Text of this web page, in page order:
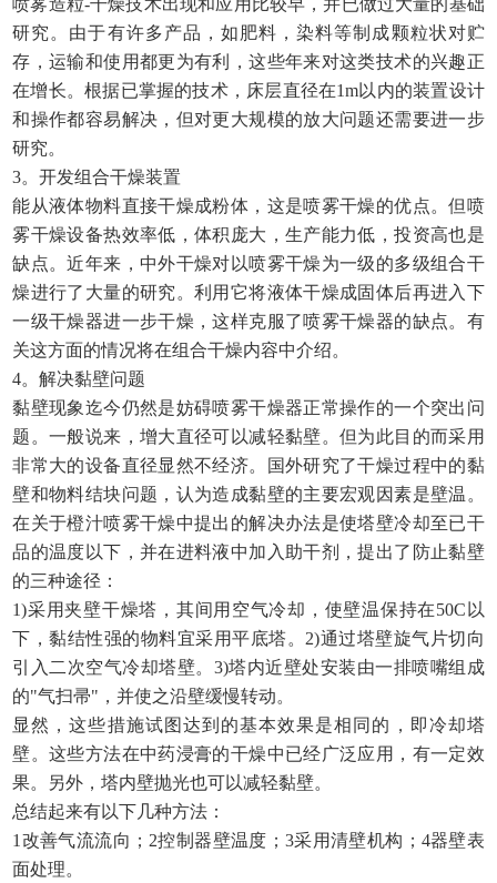
研究。由于有许多产品，如肥料，染料等制成颗粒状对贮
存，运输和使用都更为有利，这些年来对这类技术的兴趣正
在增长。根据已掌握的技术，床层直径在1m以内的装置设计
和操作都容易解决，但对更大规模的放大问题还需要进一步
研究。
3。开发组合干燥装置
能从液体物料直接干燥成粉体，这是喷雾干燥的优点。但喷
雾干燥设备热效率低，体积庞大，生产能力低，投资高也是
缺点。近年来，中外干燥对以喷雾干燥为一级的多级组合干
燥进行了大量的研究。利用它将液体干燥成固体后再进入下
一级干燥器进一步干燥，这样克服了喷雾干燥器的缺点。有
关这方面的情况将在组合干燥内容中介绍。
4。解决黏壁问题
黏壁现象迄今仍然是妨碍喷雾干燥器正常操作的一个突出问
题。一般说来，增大直径可以减轻黏壁。但为此目的而采用
非常大的设备直径显然不经济。国外研究了干燥过程中的黏
壁和物料结块问题，认为造成黏壁的主要宏观因素是壁温。
在关于橙汁喷雾干燥中提出的解决办法是使塔壁冷却至已干
品的温度以下，并在进料液中加入助干剂，提出了防止黏壁
的三种途径：
1)采用夹壁干燥塔，其间用空气冷却，使壁温保持在50C以
下，黏结性强的物料宜采用平底塔。2)通过塔壁旋气片切向
引入二次空气冷却塔壁。3)塔内近壁处安装由一排喷嘴组成
的"气扫帚"，并使之沿壁缓慢转动。
显然，这些措施试图达到的基本效果是相同的，即冷却塔
壁。这些方法在中药浸膏的干燥中已经广泛应用，有一定效
果。另外，塔内壁抛光也可以减轻黏壁。
总结起来有以下几种方法：
1改善气流流向；2控制器壁温度；3采用清壁机构；4器壁表
面处理。